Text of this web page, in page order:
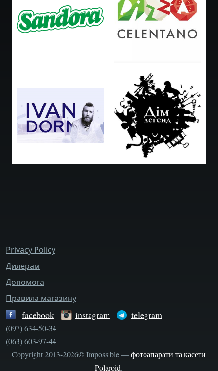
bottom_menu
Privacy Policy
Дилерам
Допомога
Правила магазину
facebook instagram telegram
(097) 634-50-34
(063) 603-97-44
Copyright 2013-2026© Impossible —фотоапарати та касети
Polaroid.